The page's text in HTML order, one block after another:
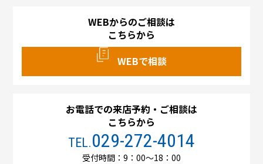
WEBからのご相談は
こちらから
WEBで相談
お電話での来店予約・ご相談は
こちらから
TEL.029-272-4014
受付時間：9：00～18：00